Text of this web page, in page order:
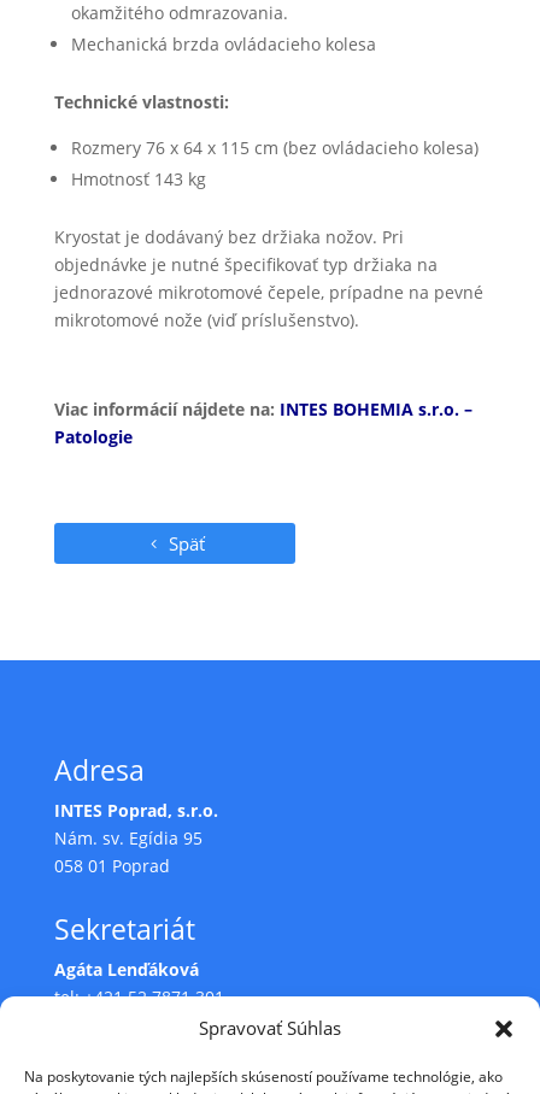
Spravovať Súhlas
Na poskytovanie tých najlepších skúseností používame technológie, ako
okamžitého odmrazovania.
Mechanická brzda ovládacieho kolesa
Technické vlastnosti:
Rozmery 76 x 64 x 115 cm (bez ovládacieho kolesa)
Hmotnosť 143 kg
Kryostat je dodávaný bez držiaka nožov. Pri
objednávke je nutné špecifikovať typ držiaka na
jednorazové mikrotomové čepele, prípadne na pevné
mikrotomové nože (viď príslušenstvo).
Viac informácií nájdete na: INTES BOHEMIA s.r.o. –
Patologie
Späť
Adresa
INTES Poprad, s.r.o.
Nám. sv. Egídia 95
058 01 Poprad
Sekretariát
Agáta Lenďáková
tel: +421 52 7871 301
intes@intespp.sk